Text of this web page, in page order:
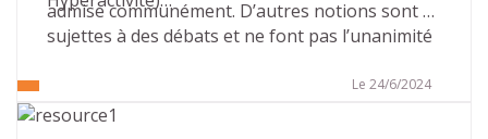
admise communément. D’autres notions sont
sujettes à des débats et ne font pas l’unanimité
Le 24/6/2024